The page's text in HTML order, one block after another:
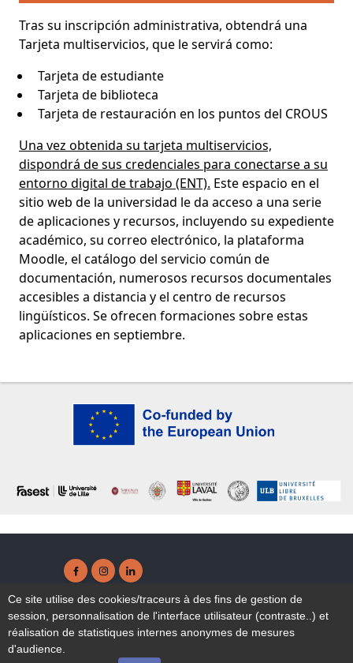
Tras su inscripción administrativa, obtendrá una
Tarjeta multiservicios, que le servirá como:
Tarjeta de estudiante
Tarjeta de biblioteca
Tarjeta de restauración en los puntos del CROUS
Una vez obtenida su tarjeta multiservicios,
dispondrá de sus credenciales para conectarse a su
entorno digital de trabajo (ENT). Este espacio en el
sitio web de la universidad le da acceso a una serie
de aplicaciones y recursos, incluyendo su expediente
académico, su correo electrónico, la plataforma
Moodle, el catálogo del servicio común de
documentación, numerosos recursos documentales
accesibles a distancia y el centro de recursos
lingüísticos. Se ofrecen formaciones sobre estas
aplicaciones en septiembre.
Facebook ( New window)
Instagram ( New window)
Linkedin ( New window)
Accesibilidad : no conforme
Mapa del sitio
Aviso legal
Ce site utilise des cookies/traceurs à des fins de gestion de
session, personnalisation de l'interface utilisateur (contraste..) et
réalisation de statistiques internes anonymes de mesures
d'audience.